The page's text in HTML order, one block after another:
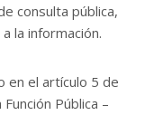
consulta pública,
la información.
en el artículo 5 de
Pública –